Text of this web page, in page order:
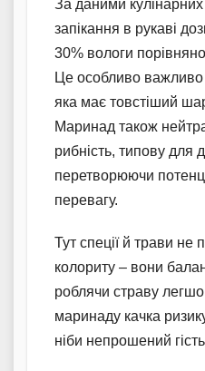
За даними
запікання в рукаві
30% вологи
Це особливо
яка має товстіший
Маринад також
рибність, типову для
перетворюючи
перевагу.
Тут спеції й трави не
колориту – вони
роблячи страву
маринаду качка
ніби непрошений